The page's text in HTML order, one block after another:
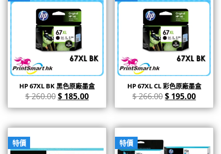
HP 67XL BK 黑色原廠墨盒
$260.00$185.00
HP 67XL CL 彩色原廠墨盒
$266.00$ 195.00
特價 特價